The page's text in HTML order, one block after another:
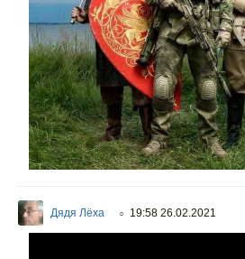
Дядя Лёха ○ 19:58 26.02.2021